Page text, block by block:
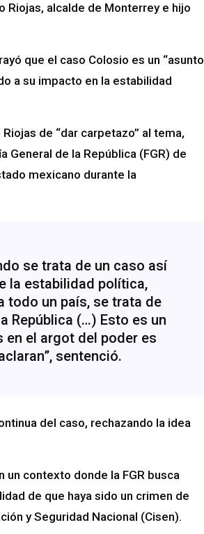
Riojas, alcalde de Monterrey e hijo
que el caso Colosio es un “asunto
a su impacto en la estabilidad
de “dar carpetazo” al tema,
General de la República (FGR) de
mexicano durante la
se trata de un caso así
la estabilidad política,
todo un país, se trata de
República (…) Esto es un
en el argot del poder es
sentenció.
del caso, rechazando la idea
un contexto donde la FGR busca
de que haya sido un crimen de
y Seguridad Nacional (Cisen).